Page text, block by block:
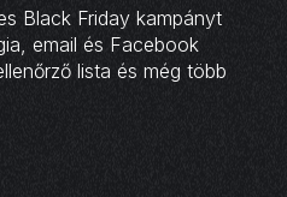
Black Friday kampányt
email és Facebook
lista és még több